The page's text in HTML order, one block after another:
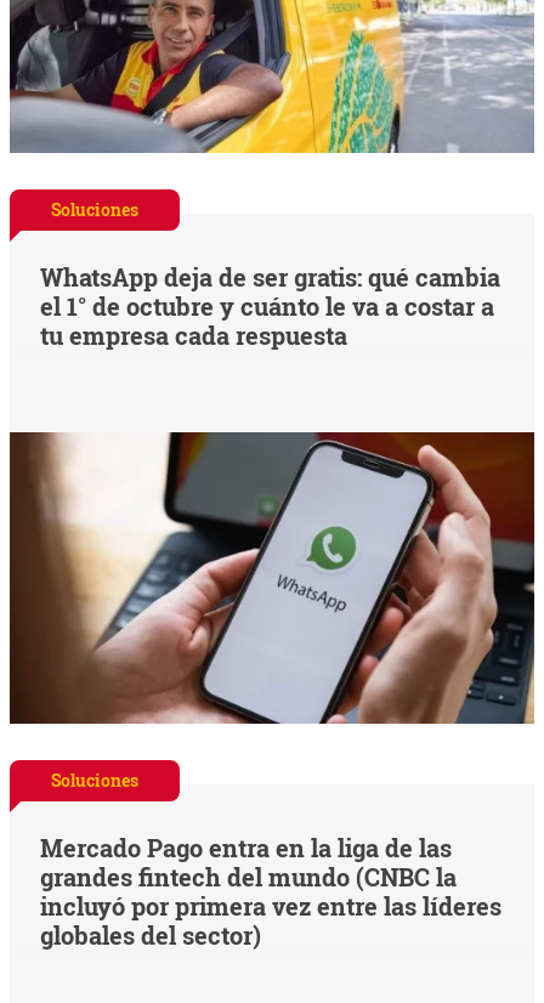
Soluciones
WhatsApp deja de ser gratis: qué cambia
el 1° de octubre y cuánto le va a costar a
tu empresa cada respuesta
Soluciones
Mercado Pago entra en la liga de las
grandes fintech del mundo (CNBC la
incluyó por primera vez entre las líderes
globales del sector)